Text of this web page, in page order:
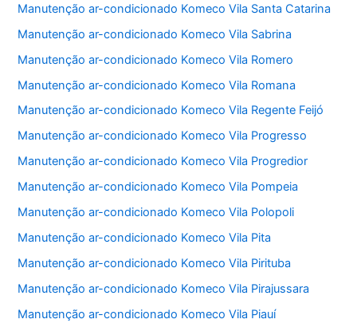
Manutenção ar-condicionado Komeco Vila Santa Catarina
Manutenção ar-condicionado Komeco Vila Sabrina
Manutenção ar-condicionado Komeco Vila Romero
Manutenção ar-condicionado Komeco Vila Romana
Manutenção ar-condicionado Komeco Vila Regente Feijó
Manutenção ar-condicionado Komeco Vila Progresso
Manutenção ar-condicionado Komeco Vila Progredior
Manutenção ar-condicionado Komeco Vila Pompeia
Manutenção ar-condicionado Komeco Vila Polopoli
Manutenção ar-condicionado Komeco Vila Pita
Manutenção ar-condicionado Komeco Vila Pirituba
Manutenção ar-condicionado Komeco Vila Pirajussara
Manutenção ar-condicionado Komeco Vila Piauí